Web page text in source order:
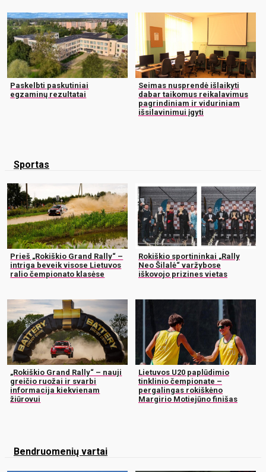
Paskelbti paskutiniai
egzaminų rezultatai
Seimas nusprendė išlaikyti
dabar taikomus reikalavimus
pagrindiniam ir viduriniam
išsilavinimui įgyti
Sportas
Prieš „Rokiškio Grand Rally“ –
intriga beveik visose Lietuvos
ralio čempionato klasėse
Rokiškio sportininkai „Rally
Neo Šilalė“ varžybose
iškovojo prizines vietas
„Rokiškio Grand Rally“ – nauji
greičio ruožai ir svarbi
informacija kiekvienam
žiūrovui
Lietuvos U20 paplūdimio
tinklinio čempionate –
pergalingas rokiškėno
Margirio Motiejūno finišas
Bendruomenių vartai